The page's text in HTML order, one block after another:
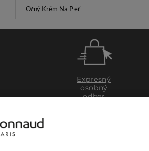
Očný Krém Na Pleť
Expresný
osobný
odber